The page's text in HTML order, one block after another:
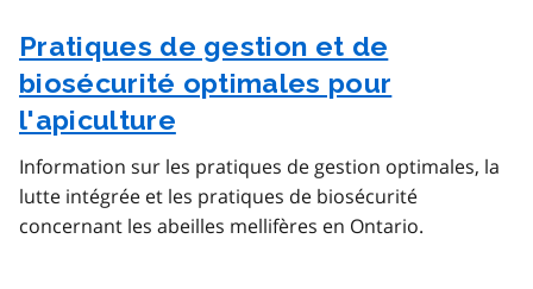
Pratiques de gestion et de
biosécurité optimales pour
l'apiculture
Information sur les pratiques de gestion optimales, la
lutte intégrée et les pratiques de biosécurité
concernant les abeilles mellifères en Ontario.